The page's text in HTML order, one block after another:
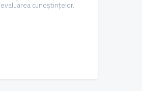
cunoștințelor.